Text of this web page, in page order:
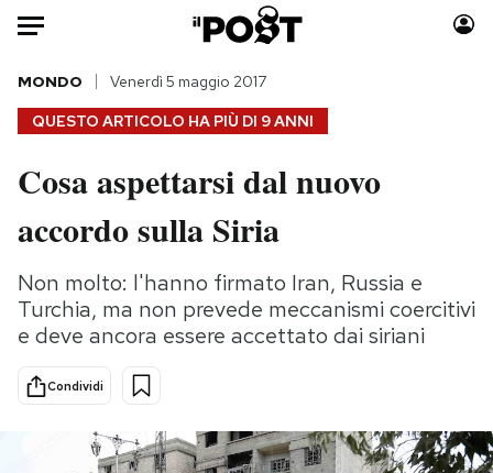
Auto
HOME
Italia
Politica
Tecnologia
Internet
Scienza
Cultura
Economia
Sport
Moda
Consumismi
Storie/Idee
Ok Boomer!
Media
Mondiali calcio 2026
QUESTO ARTICOLO HA PIÙ DI 9 ANNI
MONDO Venerdì 5 maggio 2017
Cosa aspettarsi dal nuovo
accordo sulla Siria
Non molto: l'hanno firmato Iran, Russia e
Turchia, ma non prevede meccanismi coercitivi
e deve ancora essere accettato dai siriani
Condividi